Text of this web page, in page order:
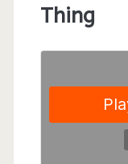
Thing